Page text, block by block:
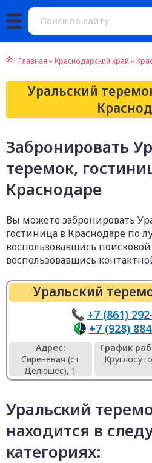
Главная »Краснодарский край »
Уральский
Забронировать
теремок,
Краснодаре
Вы можете забронировать
гостиница в Краснодаре по
воспользовавшись
воспользовавшись
Уральский
+7 (861)
+7 (928)
Адрес:
Сиреневая (ст
Делюшес), 1
График
Уральский
находится в
категориях: